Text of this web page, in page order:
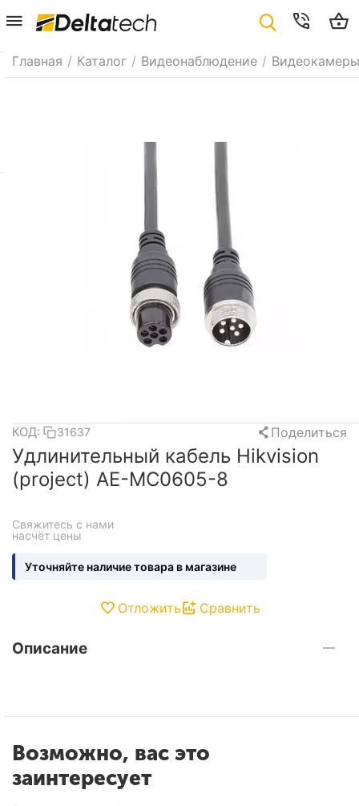
Главная / Каталог / Видеонаблюдение / Видеокамеры
КОД: 31637 Поделиться
Удлинительный кабель Hikvision
(project) AE-MC0605-8
Свяжитесь с нами
насчёт цены
Уточняйте наличие товара в магазине
Отложить Сравнить
Описание
Возможно, вас это
заинтересует